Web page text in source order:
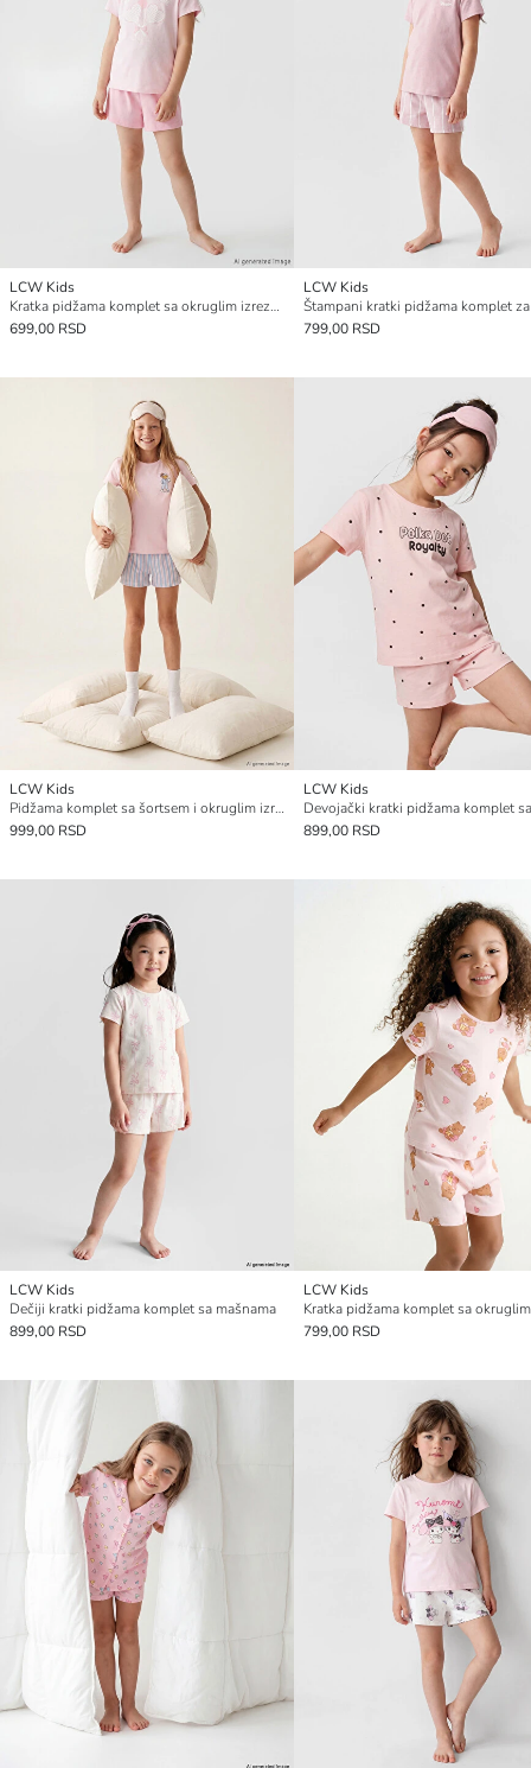
LCW Kids
Kratka pidžama komplet sa okruglim izrezom za devojčice
699,00 RSD
LCW Kids
799,00 RSD
LCW Kids
Pidžama komplet sa šortsem i okruglim izrezom za devojčice
999,00 RSD
LCW Kids
899,00 RSD
LCW Kids
Dečiji kratki pidžama komplet sa mašnama
899,00 RSD
LCW Kids
799,00 RSD